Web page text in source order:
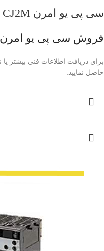
سی پی یو امرن CJ2M
فروش سی پی یو امرن CJ2M
حاصل نمایید.